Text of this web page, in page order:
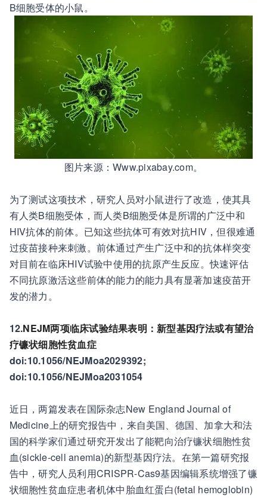
B细胞受体的小鼠。
图片来源：Www.pixabay.com。
为了测试这项技术，研究人员对小鼠进行了改造，使其具
有人类B细胞受体，而人类B细胞受体是所谓的广泛中和
HIV抗体的前体。已知这些抗体可有效对抗HIV，但很难通
过疫苗接种来刺激。前体通过产生广泛中和的抗体样突变
对目前在临床HIV试验中使用的抗原产生反应。快速评估
不同抗原激活这些前体的能力的能力具有显著加速疫苗开
发的潜力。
12.NEJM两项临床试验结果表明：新型基因疗法或有望治
疗镰状细胞性贫血症
doi:10.1056/NEJMoa2029392;
doi:10.1056/NEJMoa2031054
近日，两篇发表在国际杂志New England Journal of
Medicine上的研究报告中，来自美国、德国、加拿大和法
国的科学家们通过研究开发出了能靶向治疗镰状细胞性贫
血(sickle-cell anemia)的新型基因疗法。在第一篇研究报
告中，研究人员利用CRISPR-Cas9基因编辑系统增强了镰
状细胞性贫血症患者机体中胎血红蛋白(fetal hemoglobin)